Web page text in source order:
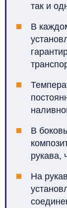
так и
В
В
рукава,
На